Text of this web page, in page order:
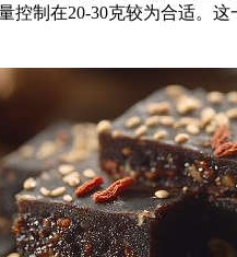
控制在20-30克较为合适。